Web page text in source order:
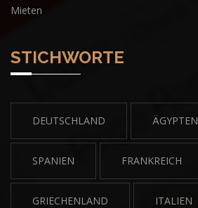
Mieten
STICHWORTE
DEUTSCHLAND ÄGYPTEN
SPANIEN FRANKREICH
GRIECHENLAND ITALIEN